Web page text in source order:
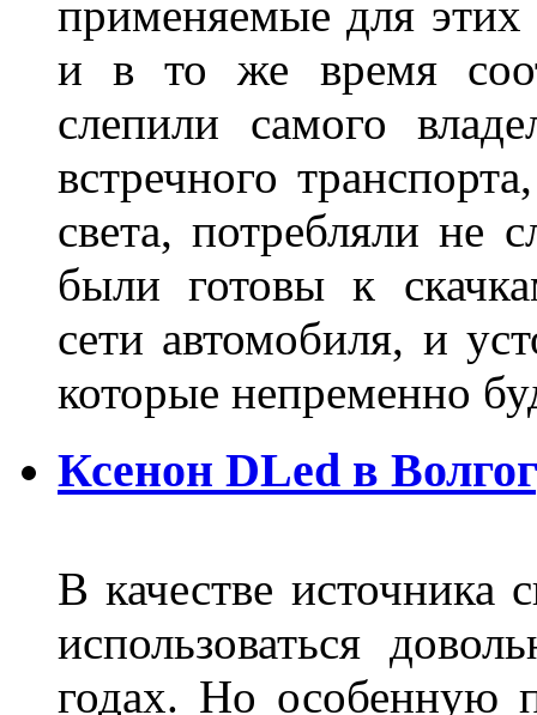
применяемые для
и в то же время
слепили самого
встречного
света, потребляли не
были готовы к
сети автомобиля, и
которые непременно
Ксенон DLed в
В качестве источника
использоваться
годах. Но особенную